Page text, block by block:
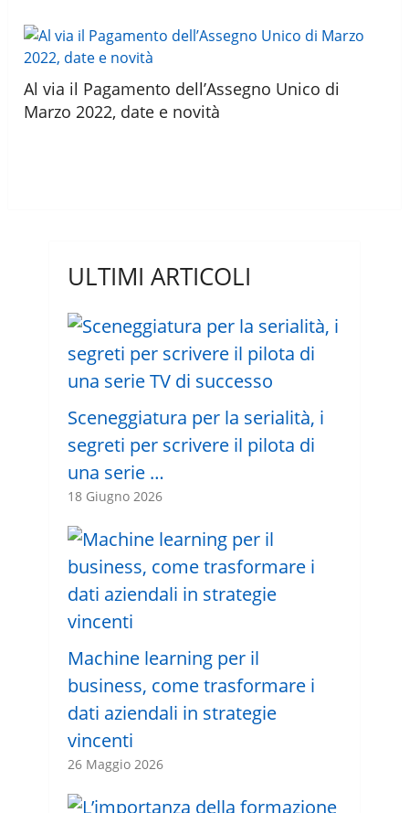
Al via il Pagamento dell’Assegno Unico di
Marzo 2022, date e novità
ULTIMI ARTICOLI
Sceneggiatura per la serialità, i
segreti per scrivere il pilota di
una serie …
18 Giugno 2026
Machine learning per il
business, come trasformare i
dati aziendali in strategie
vincenti
26 Maggio 2026